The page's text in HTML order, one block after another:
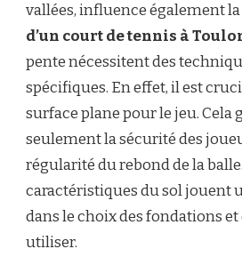
vallées, influence également la
d’un court de tennis à
pente nécessitent des
spécifiques. En effet, il est
surface plane pour le jeu. Cela
seulement la sécurité des
régularité du rebond de la
caractéristiques du sol jouent
dans le choix des fondations
utiliser.